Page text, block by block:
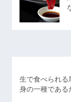
生で食べられる
身の一種であ